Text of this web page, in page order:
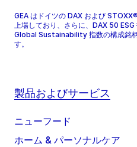
GEA はドイツの DAX および
上場しており、さらに、DAX 50 ESG
Global Sustainability 指数の構成銘
す。
製品およびサービス
ニューフード
ホーム & パーソナルケア